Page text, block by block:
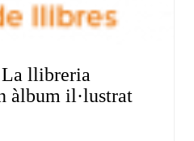
llibreria
àlbum il·lustrat